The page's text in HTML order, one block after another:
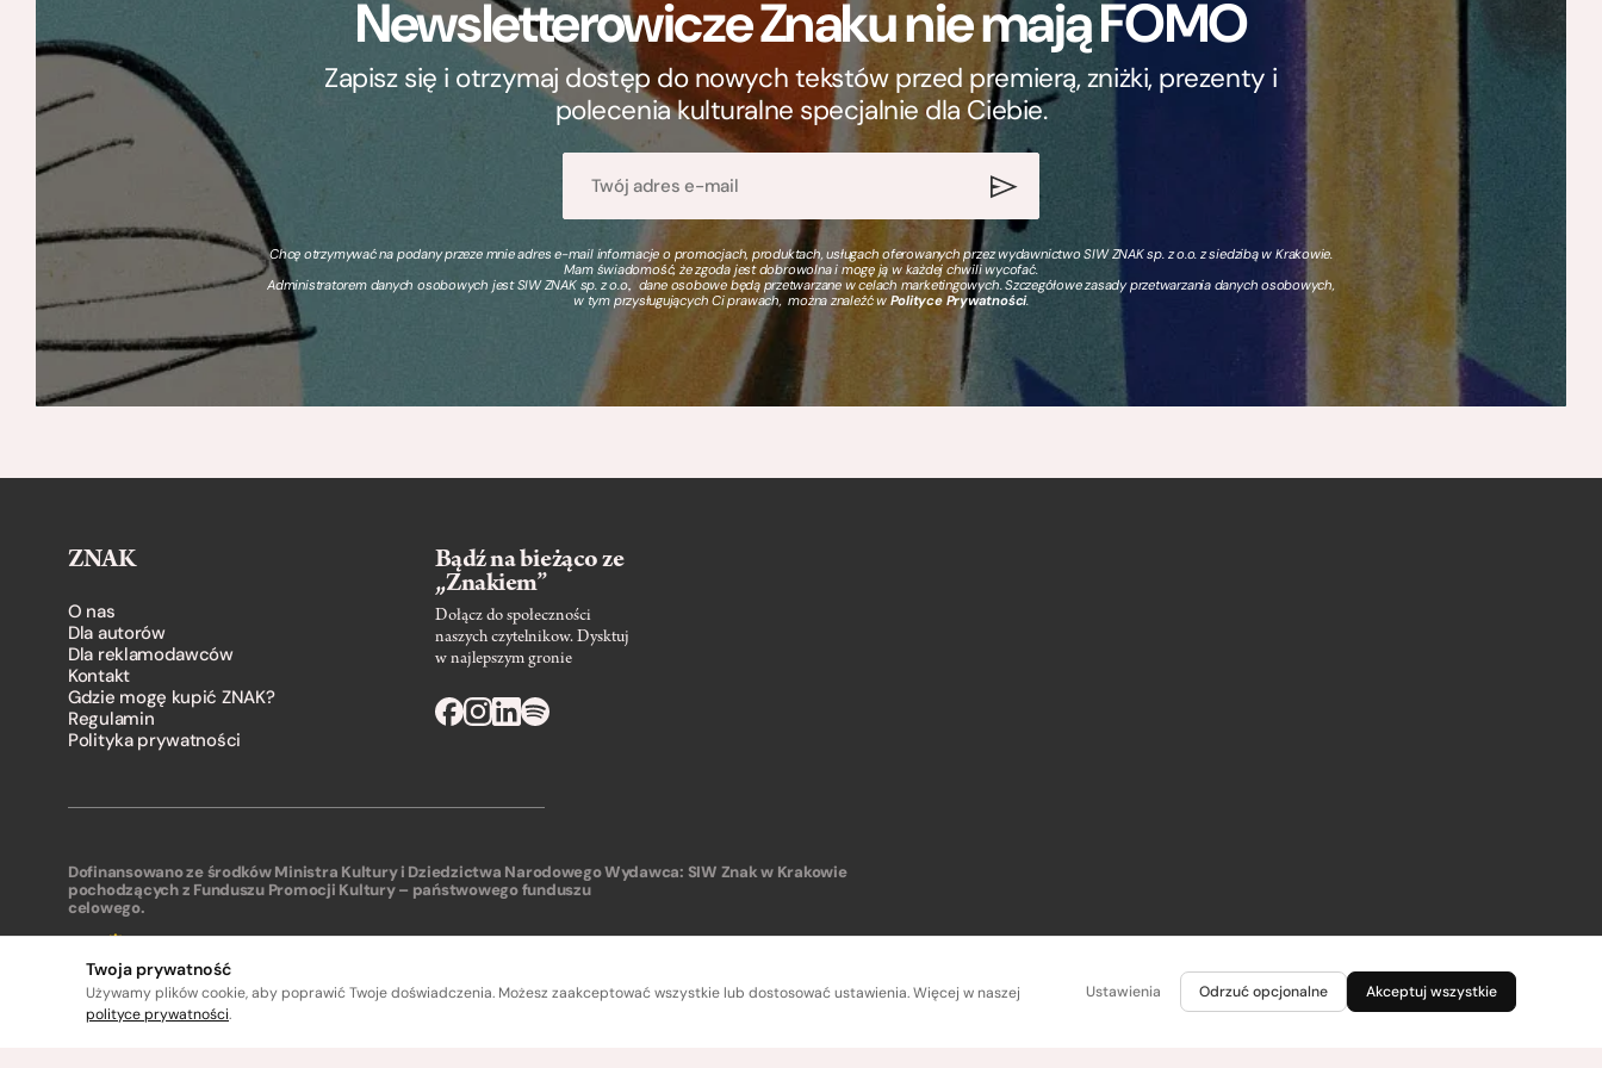
Newsletterowicze Znaku nie mają FOMO
Zapisz się i otrzymaj dostęp do nowych tekstów przed premierą, zniżki, prezenty i
polecenia kulturalne specjalnie dla Ciebie.
Chcę otrzymywać na podany przeze mnie adres e-mail informacje o promocjach, produktach, usługach oferowanych przez wydawnictwo SIW ZNAK sp. z o.o. z siedzibą w Krakowie.
Mam świadomość, że zgoda jest dobrowolna i mogę ją w każdej chwili wycofać.
Administratorem danych osobowych jest SIW ZNAK sp. z o.o., dane osobowe będą przetwarzane w celach marketingowych. Szczegółowe zasady przetwarzania danych osobowych,
w tym przysługujących Ci prawach, można znaleźć wPolityce Prywatności.
ZNAK
O nas
Dla autorów
Dla reklamodawców
Kontakt
Gdzie mogę kupić ZNAK?
Regulamin
Polityka prywatności
Bądź na bieżąco ze
„Znakiem”
Dołącz do społeczności
naszych czytelnikow. Dysktuj
w najlepszym gronie
Dofinansowano ze środków Ministra Kultury i Dziedzictwa Narodowego
pochodzących z Funduszu Promocji Kultury – państwowego funduszu
celowego.
Wydawca: SIW Znak w Krakowie
Twoja prywatność
Używamy plików cookie, aby poprawić Twoje doświadczenia. Możesz zaakceptować wszystkie lub dostosować ustawienia. Więcej w naszej
polityce prywatności.
Ustawienia Odrzuć opcjonalne Akceptuj wszystkie